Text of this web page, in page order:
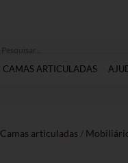
CAMAS ARTICULADAS
Camas articuladas /